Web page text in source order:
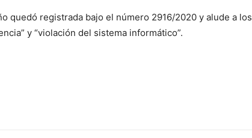
quedó registrada bajo el número 2916/2020 y alude a los
y “violación del sistema informático”.